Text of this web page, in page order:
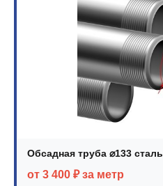
Обсадная труба ⌀133 сталь
от 3 400 ₽ за метр